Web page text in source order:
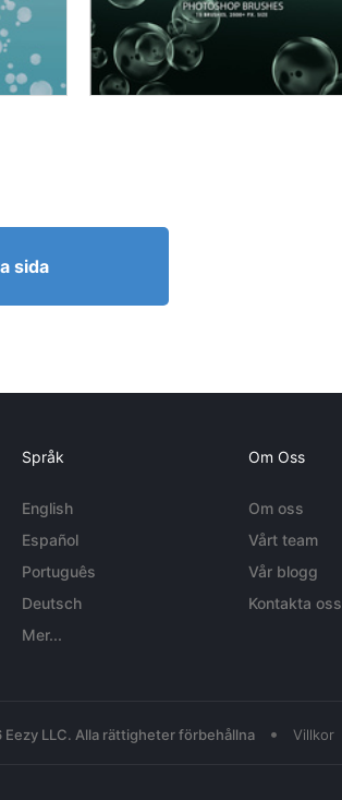
sida
Språk
English
Español
Português
Deutsch
Mer...
Om Oss
Om oss
Vårt team
Vår blogg
Kontakta oss
LLC. Alla rättigheter förbehållna • Villkor